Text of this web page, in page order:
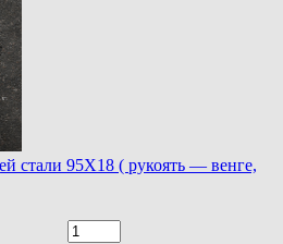
стали 95Х18 ( рукоять — венге,